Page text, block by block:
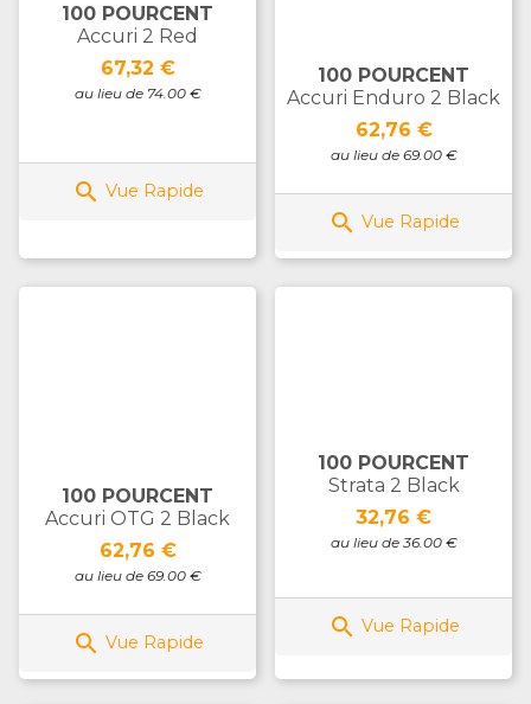
100 POURCENT
Accuri 2 Red
Prix
67,32 €
au lieu de 74.00 €
 Vue Rapide
100 POURCENT
Accuri Enduro 2 Black
Prix
62,76 €
au lieu de 69.00 €
 Vue Rapide
100 POURCENT
Accuri OTG 2 Black
Prix
62,76 €
au lieu de 69.00 €
 Vue Rapide
100 POURCENT
Strata 2 Black
Prix
32,76 €
au lieu de 36.00 €
 Vue Rapide